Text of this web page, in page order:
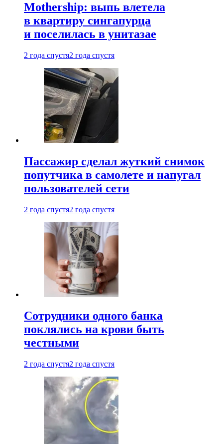
Mothership: выпь влетела
в квартиру сингапурца
и поселилась в унитазае
2 года спустя2 года спустя
Пассажир сделал жуткий снимок
попутчика в самолете и напугал
пользователей сети
2 года спустя2 года спустя
Сотрудники одного банка
поклялись на крови быть
честными
2 года спустя2 года спустя